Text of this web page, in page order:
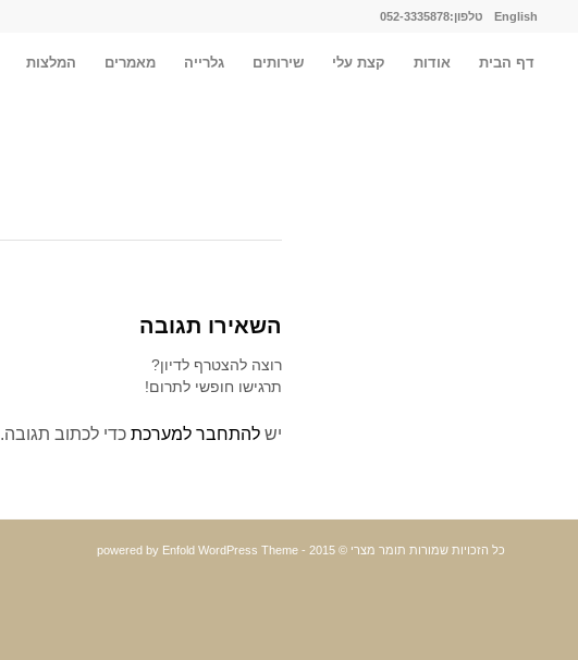
English טלפון:052-3335878
דף הבית אודות קצת עלי שירותים גלרייה מאמרים המלצות
השאירו תגובה
רוצה להצטרף לדיון?
תרגישו חופשי לתרום!
יש להתחבר למערכת כדי לכתוב תגובה.
כל הזכויות שמורות תומר מצרי © 2015 - powered by Enfold WordPress Theme